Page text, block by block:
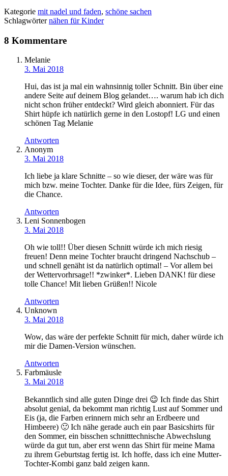
Kategorie mit nadel und faden, schöne sachen
Schlagwörternähen für Kinder
8 Kommentare
Melanie
3. Mai 2018
Hui, das ist ja mal ein wahnsinnig toller Schnitt. Bin über eine
andere Seite auf deinem Blog gelandet…. warum hab ich dich
nicht schon früher entdeckt? Wird gleich abonniert. Für das
Shirt hüpfe ich natürlich gerne in den Lostopf! LG und einen
schönen Tag Melanie
Antworten
Anonym
3. Mai 2018
Ich liebe ja klare Schnitte – so wie dieser, der wäre was für
mich bzw. meine Tochter. Danke für die Idee, fürs Zeigen, für
die Chance.
Antworten
Leni Sonnenbogen
3. Mai 2018
Oh wie toll!! Über diesen Schnitt würde ich mich riesig
freuen! Denn meine Tochter braucht dringend Nachschub –
und schnell genäht ist da natürlich optimal! – Vor allem bei
der Wettervorhrsage!! *zwinker*. Lieben DANK! für diese
tolle Chance! Mit lieben Grüßen!! Nicole
Antworten
Unknown
3. Mai 2018
Wow, das wäre der perfekte Schnitt für mich, daher würde ich
mir die Damen-Version wünschen.
Antworten
Farbmäusle
3. Mai 2018
Bekanntlich sind alle guten Dinge drei 😉 Ich finde das Shirt
absolut genial, da bekommt man richtig Lust auf Sommer und
Eis (ja, die Farben erinnern mich sehr an Erdbeere und
Himbeere) 🙂 Ich nähe gerade auch ein paar Basicshirts für
den Sommer, ein bisschen schnitttechnische Abwechslung
würde da gut tun, aber erst wenn das Shirt für meine Mama
zu ihrem Geburtstag fertig ist. Ich hoffe, dass ich eine Mutter-
Tochter-Kombi ganz bald zeigen kann.